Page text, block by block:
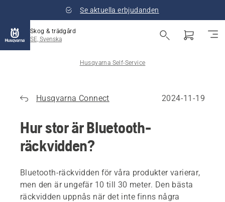
Se aktuella erbjudanden
Skog & trädgård
SE, Svenska
Husqvarna Self-Service
Husqvarna Connect 2024-11-19
Hur stor är Bluetooth-
räckvidden?
Bluetooth-räckvidden för våra produkter varierar,
men den är ungefär 10 till 30 meter. Den bästa
räckvidden uppnås när det inte finns några